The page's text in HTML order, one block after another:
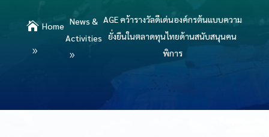
 Home News &
Activities
AGE คว้ารางวัลดีเด่นองค์กรต้นแบบความ
ยั่งยืนในตลาดทุนไทยด้านสนับสนุนคน
พิการ